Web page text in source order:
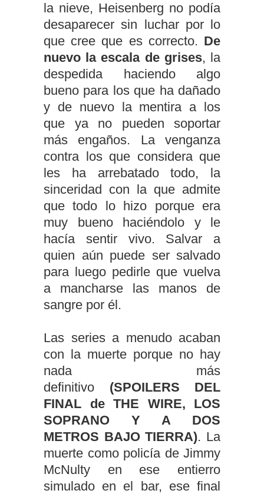
la nieve, Heisenberg no podía
desaparecer sin luchar por lo
que cree que es correcto. De
nuevo la escala de grises, la
despedida haciendo algo
bueno para los que ha dañado
y de nuevo la mentira a los
que ya no pueden soportar
más engaños. La venganza
contra los que considera que
les ha arrebatado todo, la
sinceridad con la que admite
que todo lo hizo porque era
muy bueno haciéndolo y le
hacía sentir vivo. Salvar a
quien aún puede ser salvado
para luego pedirle que vuelva
a mancharse las manos de
sangre por él.
Las series a menudo acaban
con la muerte porque no hay
nada más
definitivo (SPOILERS DEL
FINAL de THE WIRE, LOS
SOPRANO Y A DOS
METROS BAJO TIERRA). La
muerte como policía de Jimmy
McNulty en ese entierro
simulado en el bar, ese final